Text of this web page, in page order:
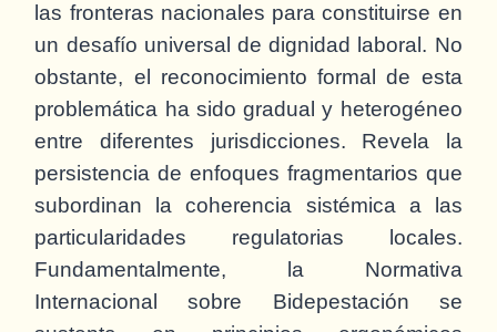
las fronteras nacionales para constituirse en
un desafío universal de dignidad laboral. No
obstante, el reconocimiento formal de esta
problemática ha sido gradual y heterogéneo
entre diferentes jurisdicciones. Revela la
persistencia de enfoques fragmentarios que
subordinan la coherencia sistémica a las
particularidades regulatorias locales.
Fundamentalmente, la Normativa
Internacional sobre Bidepestación se